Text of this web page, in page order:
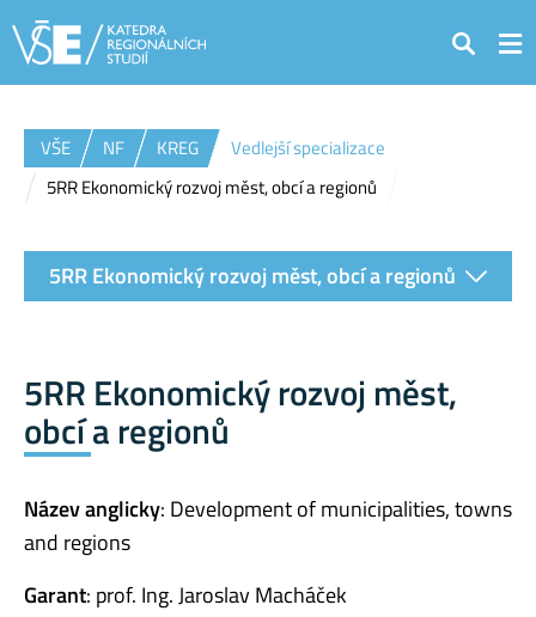
Hledat
VŠE NF KREG
Vedlejší specializace
5RR Ekonomický rozvoj měst, obcí a regionů
5RR Ekonomický rozvoj měst,
obcí a regionů
Název anglicky: Development of municipalities, towns
and regions
Garant: prof. Ing. Jaroslav Macháček
5RR Ekonomický rozvoj měst, obcí a regionů